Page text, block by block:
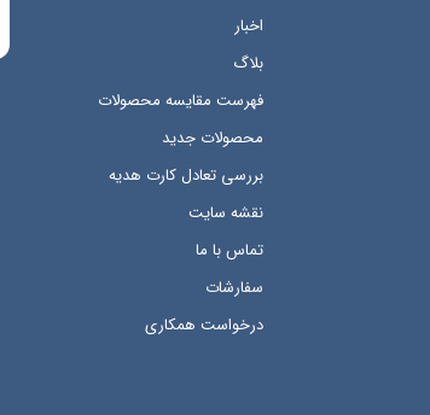
اخبار
بلاگ
فهرست مقایسه محصولات
محصولات جدید
بررسی تعادل کارت هدیه
نقشه سایت
تماس با ما
سفارشات
درخواست همکاری